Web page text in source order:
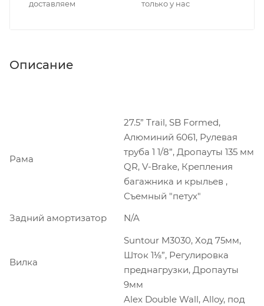
доставляем
только у нас
Описание
Рама
27.5” Trail, SB Formed,
Алюминий 6061, Рулевая
труба 1 1/8”, Дропауты 135 мм
QR, V-Brake, Крепления
багажника и крыльев ,
Съемный "петух"
Задний амортизатор
N/A
Вилка
Suntour M3030, Ход 75мм,
Шток 1⅛”, Регулировка
преднагрузки, Дропауты
9мм
Alex Double Wall, Alloy, под